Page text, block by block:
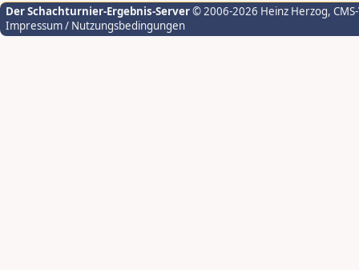
Der Schachturnier-Ergebnis-Server© 2006-2026 Heinz Herzog,
Impressum / Nutzungsbedingungen